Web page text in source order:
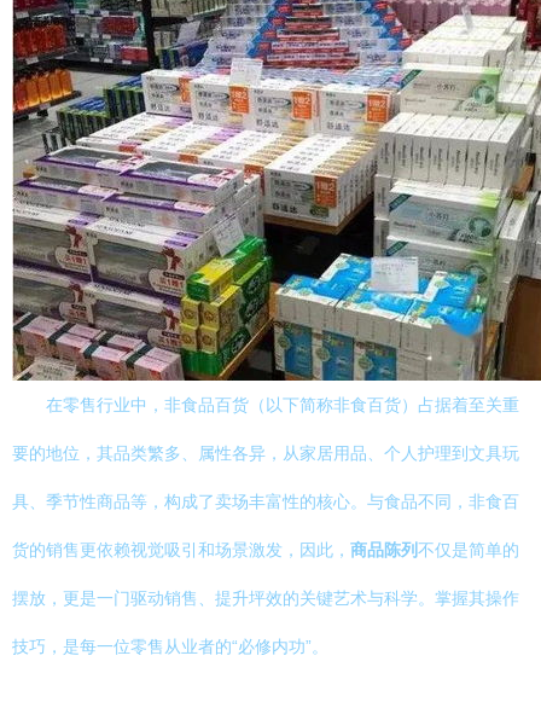
在零售行业中，非食品百货（以下简称非食百货）占据着至关重
要的地位，其品类繁多、属性各异，从家居用品、个人护理到文具玩
具、季节性商品等，构成了卖场丰富性的核心。与食品不同，非食百
货的销售更依赖视觉吸引和场景激发，因此， 商品陈列不仅是简单的
摆放，更是一门驱动销售、提升坪效的关键艺术与科学。掌握其操作
技巧，是每一位零售从业者的“必修内功”。